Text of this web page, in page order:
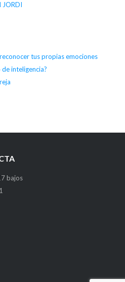
JORDI
tus propias emociones
inteligencia?
bajos